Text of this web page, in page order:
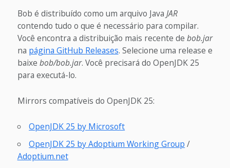
Bob é distribuído como um arquivo Java JAR
contendo tudo o que é necessário para compilar.
Você encontra a distribuição mais recente de bob.jar
na página GitHub Releases. Selecione uma release e
baixe bob/bob.jar. Você precisará do OpenJDK 25
para executá-lo.
Mirrors compatíveis do OpenJDK 25:
OpenJDK 25 by Microsoft
OpenJDK 25 by Adoptium Working Group /
Adoptium.net